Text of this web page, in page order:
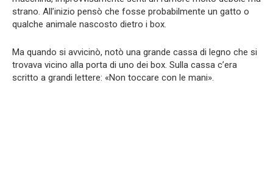
strano. All’inizio pensò che fosse probabilmente un gatto o
qualche animale nascosto dietro i box.
Ma quando si avvicinò, notò una grande cassa di legno che si
trovava vicino alla porta di uno dei box. Sulla cassa c’era
scritto a grandi lettere: «Non toccare con le mani».